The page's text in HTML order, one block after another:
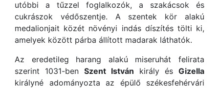
utóbbi a tűzzel foglalkozók, a szakácsok és
cukrászok védőszentje. A szentek kör alakú
medalionjait közét növényi indás díszítés tölti ki,
amelyek között párba állított madarak láthatók.
Az eredetileg harang alakú miseruhát felirata
szerint 1031-ben Szent István király és Gizella
királyné adományozta az épülő székesfehérvári